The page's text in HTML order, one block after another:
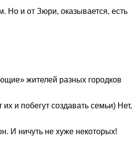
Но и от Зюри, оказывается, есть
жителей разных городков
и побегут создавать семьи) Нет,
И ничуть не хуже некоторых!